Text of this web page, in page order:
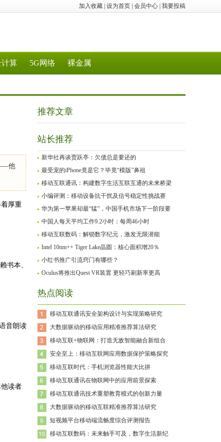
加入收藏 设为首页 会员中心 我要投稿
计算 5G网络 裸金属
他
厚重
书本、
音朗读
读者
推荐文章
站长推荐
新华社再谈贾跃亭：欠债总是要还的
最受宠的iPhone竟是它？毕竟“模版”鼻祖
移动互联通讯：构建数字生活互联互通的未来桥梁
小编评测：移动设备抗干扰及信号稳定性挑战赛
华为第一苹果却最“猛”，中国手机市场下一阶段要
中国人每天平均工作9.2小时：每周46小时
移动互联数码：解锁数字纪元，激发无限潜能
Intel 10nm++ Tiger Lake晶圆：核心面积增20％
小红书推广引流窍门有哪些？
Oculus将推出Quest VR装置 更轻巧刷新率更高
热点阅读
移动互联通讯安全架构设计与实现策略研究
大数据驱动的移动应用精准推荐算法研究
移动互联+物联网：打造无敌智能融合新组合
安全至上：移动互联网应用数据保护策略探究
移动互联时代：手机浏览器性能大比拼
移动互联通讯在物联网中的应用前景探索
移动互联通讯技术重塑教育模式的创新力量
大数据驱动的移动互联精准推荐算法研究
短视频平台移动端流畅度综合评测报告
移动互联数码：未来触手可及，数字生活新纪